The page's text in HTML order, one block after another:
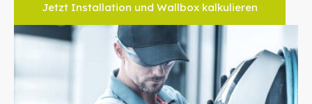
Jetzt Installation und Wallbox kalkulieren